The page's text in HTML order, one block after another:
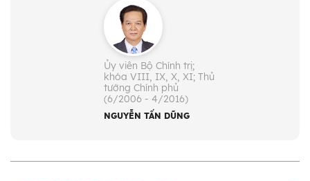
Ủy viên Bộ Chính trị;
khóa VIII, IX, X, XI; Thủ
tướng Chính phủ
(6/2006 - 4/2016)
NGUYỄN TẤN DŨNG